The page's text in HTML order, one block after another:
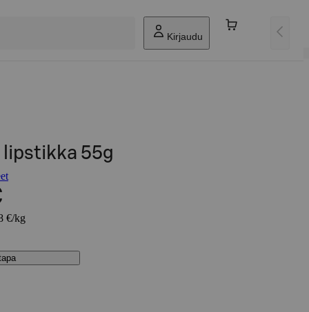
Kirjaudu
lipstikka 55g
€/kg